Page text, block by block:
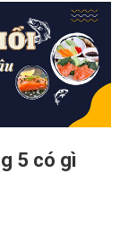
5 có gì